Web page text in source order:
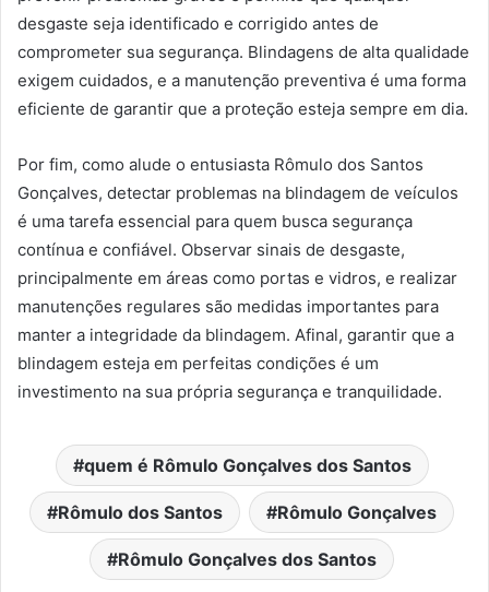
desgaste seja identificado e corrigido antes de
comprometer sua segurança. Blindagens de alta qualidade
exigem cuidados, e a manutenção preventiva é uma forma
eficiente de garantir que a proteção esteja sempre em dia.
Por fim, como alude o entusiasta Rômulo dos Santos
Gonçalves, detectar problemas na blindagem de veículos
é uma tarefa essencial para quem busca segurança
contínua e confiável. Observar sinais de desgaste,
principalmente em áreas como portas e vidros, e realizar
manutenções regulares são medidas importantes para
manter a integridade da blindagem. Afinal, garantir que a
blindagem esteja em perfeitas condições é um
investimento na sua própria segurança e tranquilidade.
quem é Rômulo Gonçalves dos Santos
Rômulo dos Santos Rômulo Gonçalves
Rômulo Gonçalves dos Santos